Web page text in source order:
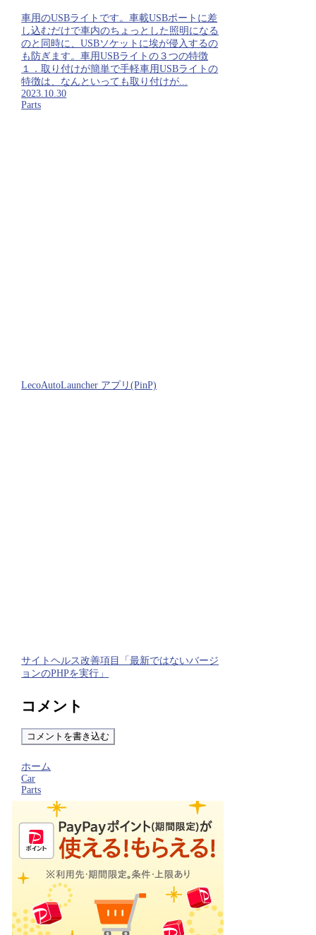
車用のUSBライトです。車載USBポートに差
し込むだけで車内のちょっとした照明になる
のと同時に、USBソケットに埃が侵入するの
も防ぎます。車用USBライトの３つの特徴
１．取り付けが簡単で手軽車用USBライトの
特徴は、なんといっても取り付けが...
2023.10.30
Parts
LecoAutoLauncher アプリ(PinP)
サイトヘルス改善項目「最新ではないバージ
ョンのPHPを実行」
コメント
コメントを書き込む
ホーム
Car
Parts